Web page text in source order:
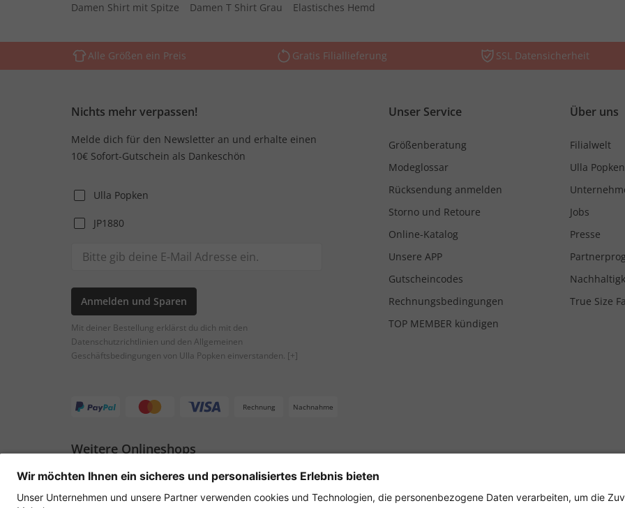
Damen Shirt mit Spitze
Damen T Shirt Grau Elastisches Hemd
Alle Größen ein Preis Gratis Filiallieferung SSL Datensicherheit
Nichts mehr verpassen!
Melde dich für den Newsletter an und erhalte einen
10€ Sofort-Gutschein als Dankeschön
Ulla Popken
JP1880
Anmelden und Sparen
Mit deiner Bestellung erklärst du dich mit den
Datenschutzrichtlinien und den Allgemeinen
Geschäftsbedingungen von Ulla Popken einverstanden. [+]
Unser Service
Größenberatung
Modeglossar
Rücksendung anmelden
Storno und Retoure
Online-Katalog
Unsere APP
Gutscheincodes
Rechnungsbedingungen
TOP MEMBER kündigen
Über uns
Filialwelt
Ulla
Jobs
Presse
True Size
Rechnung Nachnahme
Weitere Onlineshops
Österreich